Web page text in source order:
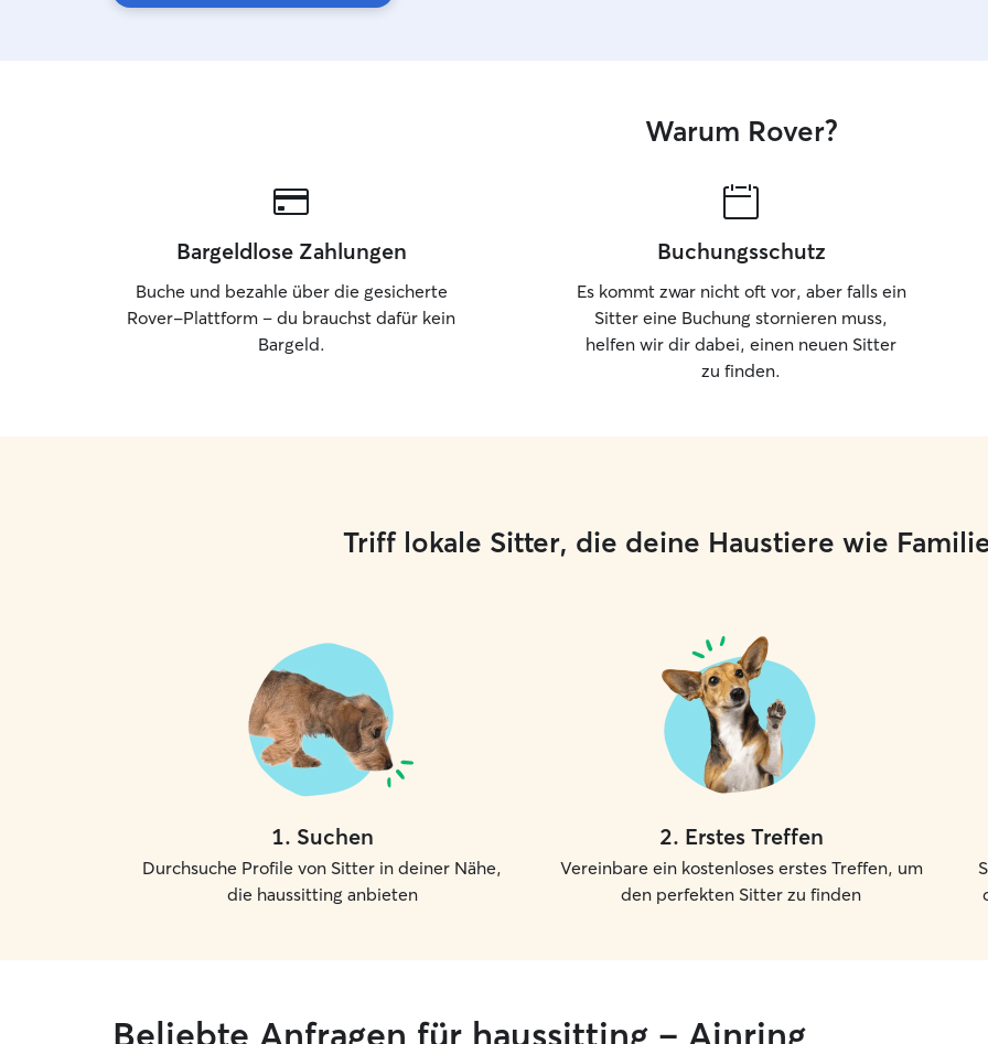
Warum Rover?
Bargeldlose Zahlungen
Buche und bezahle über die gesicherte
Rover-Plattform – du brauchst dafür kein
Bargeld.
Buchungsschutz
Es kommt zwar nicht oft vor, aber falls ein
Sitter eine Buchung stornieren muss,
helfen wir dir dabei, einen neuen Sitter
zu finden.
Triff lokale Sitter, die deine Haustiere wie
1. Suchen
Durchsuche Profile von Sitter in deiner Nähe,
die haussitting anbieten
2. Erstes Treffen
Vereinbare ein kostenloses erstes Treffen, um
den perfekten Sitter zu finden
Beliebte Anfragen für haussitting – Ainring